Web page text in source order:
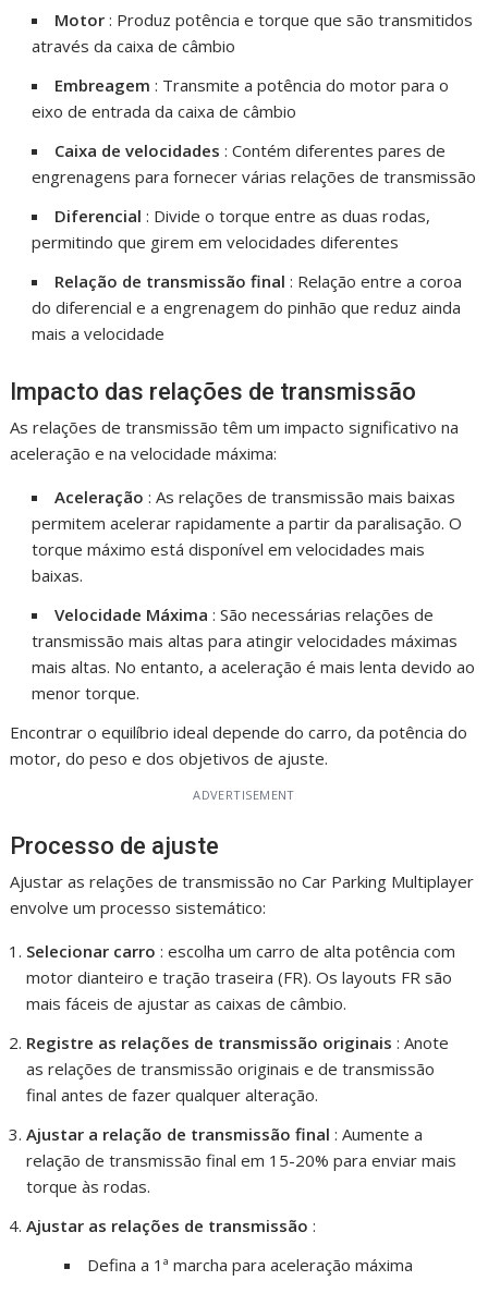
Motor : Produz potência e torque que são transmitidos
através da caixa de câmbio
Embreagem : Transmite a potência do motor para o
eixo de entrada da caixa de câmbio
Caixa de velocidades : Contém diferentes pares de
engrenagens para fornecer várias relações de transmissão
Diferencial : Divide o torque entre as duas rodas,
permitindo que girem em velocidades diferentes
Relação de transmissão final : Relação entre a coroa
do diferencial e a engrenagem do pinhão que reduz ainda
mais a velocidade
Impacto das relações de transmissão
As relações de transmissão têm um impacto significativo na
aceleração e na velocidade máxima:
Aceleração : As relações de transmissão mais baixas
permitem acelerar rapidamente a partir da paralisação. O
torque máximo está disponível em velocidades mais
baixas.
Velocidade Máxima : São necessárias relações de
transmissão mais altas para atingir velocidades máximas
mais altas. No entanto, a aceleração é mais lenta devido ao
menor torque.
Encontrar o equilíbrio ideal depende do carro, da potência do
motor, do peso e dos objetivos de ajuste.
ADVERTISEMENT
Processo de ajuste
Ajustar as relações de transmissão no Car Parking Multiplayer
envolve um processo sistemático:
Selecionar carro : escolha um carro de alta potência com
motor dianteiro e tração traseira (FR). Os layouts FR são
mais fáceis de ajustar as caixas de câmbio.
Registre as relações de transmissão originais : Anote
as relações de transmissão originais e de transmissão
final antes de fazer qualquer alteração.
Ajustar a relação de transmissão final : Aumente a
relação de transmissão final em 15-20% para enviar mais
torque às rodas.
Ajustar as relações de transmissão :
Defina a 1ª marcha para aceleração máxima